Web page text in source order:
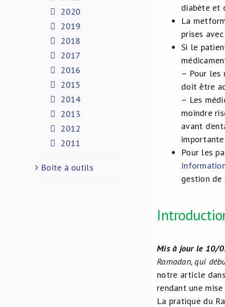
diabète et
La
prises
Si le
– Pour les
doit être
– Les
moindre
avant
Pour les
gestion de
Mis à jour le 10/
Ramadan, qui
notre article
rendant une
La pratique du
2020
2019
2018
2017
2016
2015
2014
2013
2012
2011
Boite à outils